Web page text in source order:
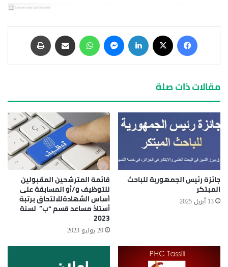
مقالات ذات صلة
جائزة رئيس الجمهورية للباحث
المبتكر
13 أبريل 2025
قائمة المترشحين المقبولين
للتوظيف و/أو المسابقة على
أساس الشهادةللالتحاق برتبة
أستاذ مساعد قسم “ب” لسنة
2023
20 يوليو 2023